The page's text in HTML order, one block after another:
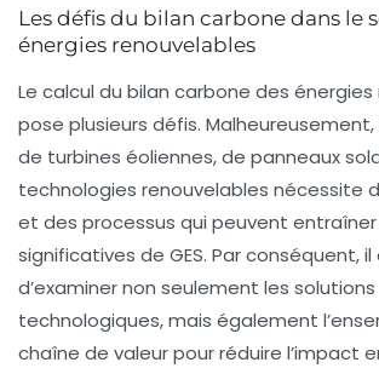
Les défis du bilan carbone dans le
énergies renouvelables
Le calcul du bilan carbone des énergies
pose plusieurs défis.
de turbines éoliennes, de panneaux
technologies renouvelables nécessite
et des processus qui peuvent
significatives de GES. Par conséquent,
d’examiner non seulement les solutions
technologiques, mais également
chaîne de valeur pour réduire l’impact